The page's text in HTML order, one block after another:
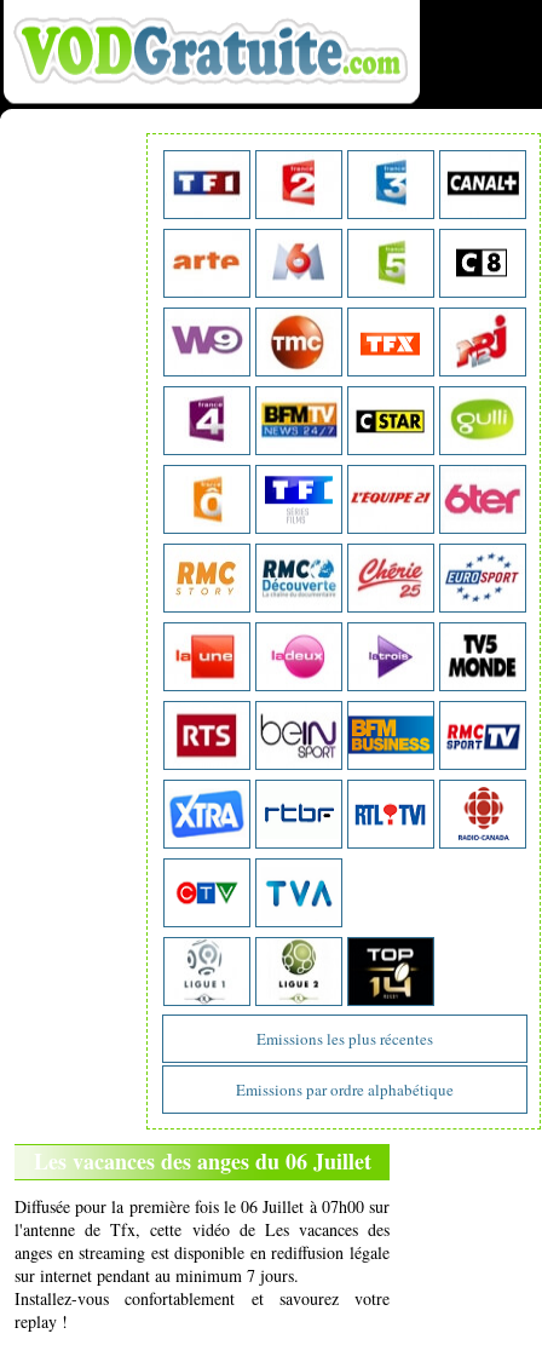
Emissions les plus récentes
Emissions par ordre alphabétique
Les vacances des anges du 06 Juillet
Diffusée pour la première fois le 06 Juillet à 07h00 sur
l'antenne de Tfx, cette vidéo de Les vacances des
anges en streaming est disponible en rediffusion légale
sur internet pendant au minimum 7 jours.
Installez-vous confortablement et savourez votre
replay !